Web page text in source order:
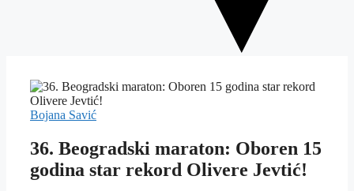
Bojana Savić
36. Beogradski maraton: Oboren 15
godina star rekord Olivere Jevtić!